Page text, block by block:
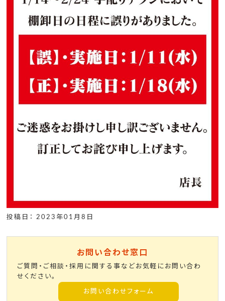
投稿日： 2023年01月8日
お問い合わせ窓口
ご質問・ご相談・採用に関する事などお気軽にお問い合わ
せください。
お問い合わせフォーム